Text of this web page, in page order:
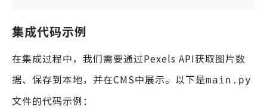
集成代码示例
在集成过程中，我们需要通过Pexels API获取图片数
据、保存到本地，并在CMS中展示。以下是main.py
文件的代码示例：